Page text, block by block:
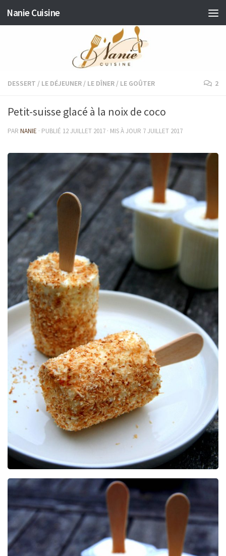
Skip to content
Nanie Cuisine
DESSERT / LE DÉJEUNER / LE DÎNER / LE GOÛTER 2
Petit-suisse glacé à la noix de coco
PAR NANIE · PUBLIÉ 12 JUILLET 2017 · MIS À JOUR 7 JUILLET 2017